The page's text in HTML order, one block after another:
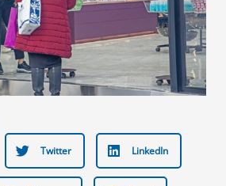
Twitter LinkedIn